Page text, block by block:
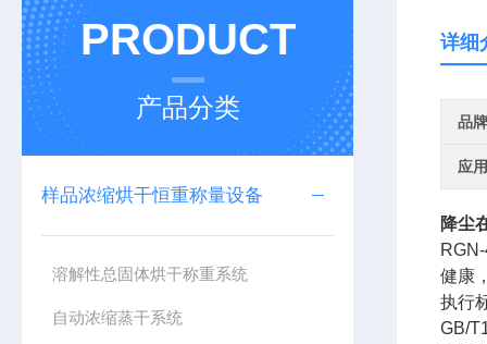
PRODUCT
产品分类
样品浓缩烘干恒重称量设备
溶解性总固体烘干称重系统
自动浓缩蒸干系统
详细
品牌
应
降尘
健康
执行
GB/